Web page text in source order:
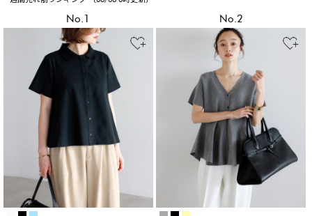
No.1 No.2